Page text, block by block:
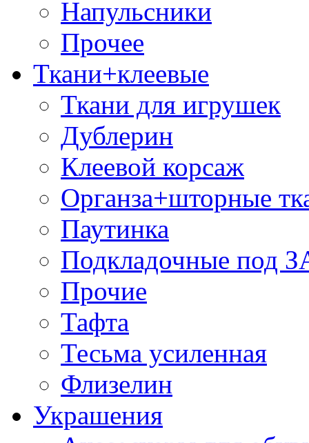
Напульсники
Прочее
Ткани+клеевые
Ткани для игрушек
Дублерин
Клеевой корсаж
Органза+шторные
Паутинка
Подкладочные под
Прочие
Тафта
Тесьма усиленная
Флизелин
Украшения